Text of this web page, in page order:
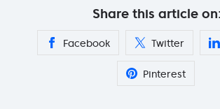
Share this article on:
Facebook Twitter
Pinterest